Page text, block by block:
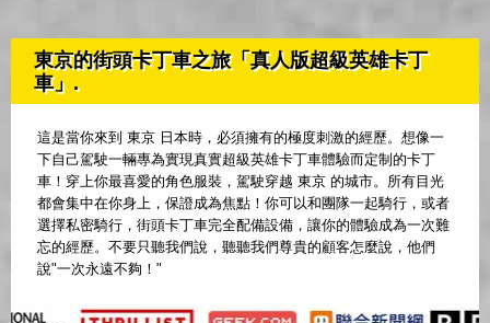
東京的街頭卡丁車之旅「真人版超級英雄卡丁
車」.
這是當你來到 東京 日本時，必須擁有的極度刺激的經歷。想像一
下自己駕駛一輛專為實現真實超級英雄卡丁車體驗而定制的卡丁
車！穿上你最喜愛的角色服裝，駕駛穿越 東京 的城市。所有目光
都會集中在你身上，保證成為焦點！你可以和團隊一起騎行，或者
選擇私密騎行，街頭卡丁車完全配備設備，讓你的體驗成為一次難
忘的經歷。不要只聽我們說，聽聽我們尊貴的顧客怎麼說，他們
說"一次永遠不夠！"